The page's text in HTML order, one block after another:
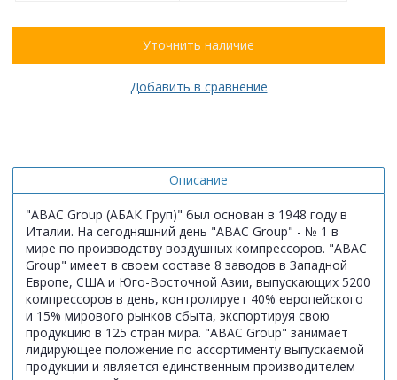
Уточнить наличие
Добавить в сравнение
Описание
"ABAC Group (АБАК Груп)" был основан в 1948 году в
Италии. На сегодняшний день "ABAC Group" - № 1 в
мире по производству воздушных компрессоров. "ABAC
Group" имеет в своем составе 8 заводов в Западной
Европе, США и Юго-Восточной Азии, выпускающих 5200
компрессоров в день, контролирует 40% европейского
и 15% мирового рынков сбыта, экспортируя свою
продукцию в 125 стран мира. "ABAC Group" занимает
лидирующее положение по ассортименту выпускаемой
продукции и является единственным производителем